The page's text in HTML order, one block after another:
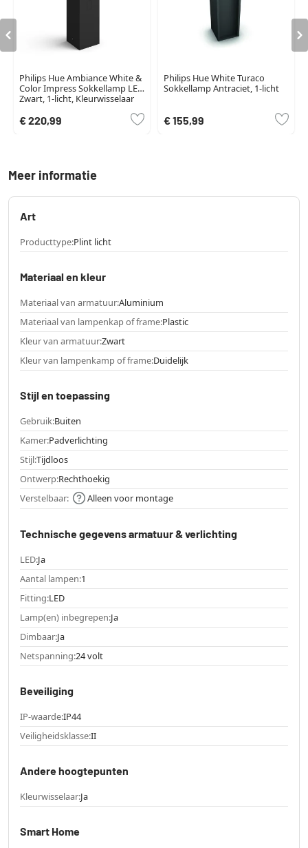
Philips Hue Ambiance White &
Color Impress Sokkellamp LED
Zwart, 1-licht, Kleurwisselaar
€ 220,99
Philips Hue White Turaco
Sokkellamp Antraciet, 1-licht
€ 155,99
Meer informatie
Art
Producttype:Plint licht
Materiaal en kleur
Materiaal van armatuur:Aluminium
Materiaal van lampenkap of frame:Plastic
Kleur van armatuur:Zwart
Kleur van lampenkamp of frame:Duidelijk
Stijl en toepassing
Gebruik:Buiten
Kamer:Padverlichting
Stijl:Tijdloos
Ontwerp:Rechthoekig
Verstelbaar:
Alleen voor montage
Technische gegevens armatuur & verlichting
LED:Ja
Aantal lampen:1
Fitting:LED
Lamp(en) inbegrepen:Ja
Dimbaar:Ja
Netspanning:24 volt
Beveiliging
IP-waarde:IP44
Veiligheidsklasse:II
Andere hoogtepunten
Kleurwisselaar:Ja
Smart Home